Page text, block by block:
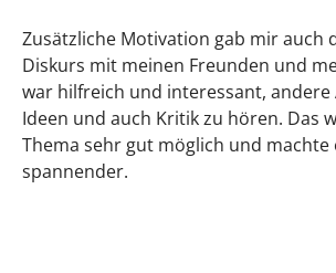
Zusätzliche Motivation gab mir auch
Diskurs mit meinen Freunden und
war hilfreich und interessant, andere
Ideen und auch Kritik zu hören. Das
Thema sehr gut möglich und machte
spannender.